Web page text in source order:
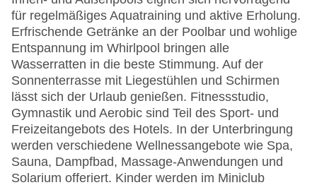
für regelmäßiges Aquatraining und aktive Erholung.
Erfrischende Getränke an der Poolbar und wohlige
Entspannung im Whirlpool bringen alle
Wasserratten in die beste Stimmung. Auf der
Sonnenterrasse mit Liegestühlen und Schirmen
lässt sich der Urlaub genießen. Fitnessstudio,
Gymnastik und Aerobic sind Teil des Sport- und
Freizeitangebots des Hotels. In der Unterbringung
werden verschiedene Wellnessangebote wie Spa,
Sauna, Dampfbad, Massage-Anwendungen und
Solarium offeriert. Kinder werden im Miniclub